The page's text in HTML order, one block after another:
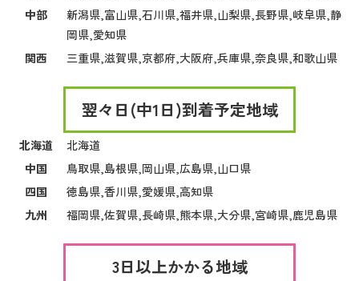
中部
新潟県,富山県,石川県,福井県,山梨県,長野県,岐阜県,静
岡県,愛知県
関西
三重県,滋賀県,京都府,大阪府,兵庫県,奈良県,和歌山県
翌々日(中1日)到着予定地域
北海道
北海道
中国
鳥取県,島根県,岡山県,広島県,山口県
四国
徳島県,香川県,愛媛県,高知県
九州
福岡県,佐賀県,長崎県,熊本県,大分県,宮崎県,鹿児島県
3日以上かかる地域